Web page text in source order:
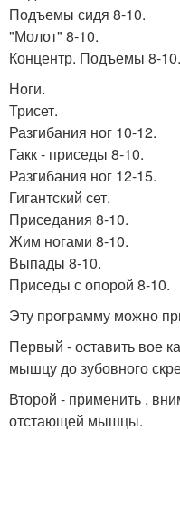
Подъемы сидя 8-10.
"Молот" 8-10.
Концентр. Подъемы 8-10.
Ноги.
Трисет.
Разгибания ног 10-12.
Гакк - приседы 8-10.
Разгибания ног 12-15.
Гигантский сет.
Приседания 8-10.
Жим ногами 8-10.
Выпады 8-10.
Приседы с опорой 8-10.
Эту программу можно
Первый - оставить вое
мышцу до зубовного
Второй - применить ,
отстающей мышцы.